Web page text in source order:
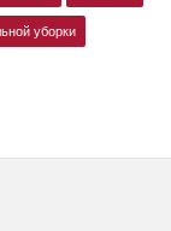
уборки